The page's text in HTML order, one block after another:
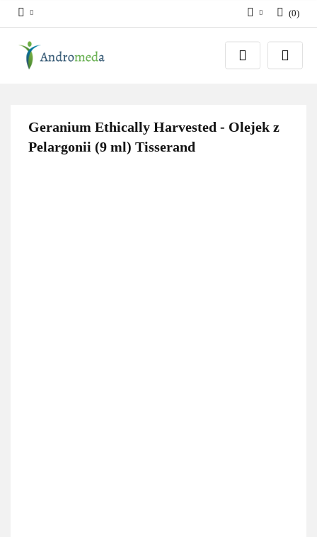
Zarejestruj się
(0)
Geranium Ethically Harvested - Olejek z
Pelargonii (9 ml) Tisserand